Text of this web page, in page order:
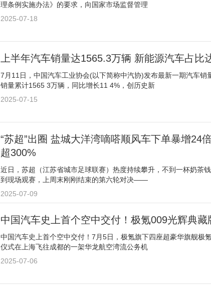
理条例实施办法》的要求，向国家市场监督管理
2025-07-18
上半年汽车销量达1565.3万辆 新能源汽车占比
7月11日，中国汽车工业协会(以下简称中汽协)发布最新一期汽车销
销量累计1565 3万辆，同比增长11 4%，创历史新
2025-07-15
“苏超”出圈 盐城大洋湾嘀嗒顺风车下单暴增24
超300%
近日，苏超（江苏省城市足球联赛）热度持续攀升，不到一杯奶茶
到现场观赛，上周末刚刚结束的第六轮对决——
2025-07-09
中国汽车史上首个空中交付！极氪009光辉典藏
中国汽车史上首个空中交付！7月5日，极氪旗下四座超豪华旗舰极
仪式在上海飞往成都的一架华龙航空湾流公务机
2025-07-06